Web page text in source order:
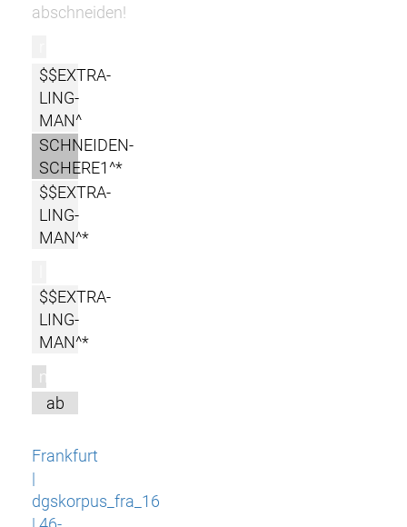
abschneiden!
$$EXTRA-
LING-
MAN^
SCHNEIDEN-
SCHERE1^*
$$EXTRA-
LING-
MAN^*
$$EXTRA-
LING-
MAN^*
m
ab
Frankfurt
|
dgskorpus_fra_16